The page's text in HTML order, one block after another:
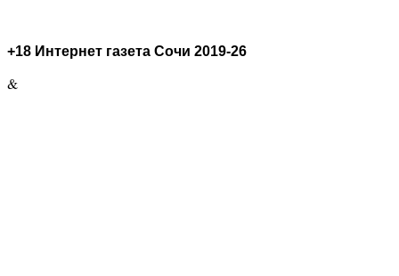
+18 Интернет газета Сочи 2019-26
&